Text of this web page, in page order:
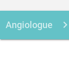
Angiologue